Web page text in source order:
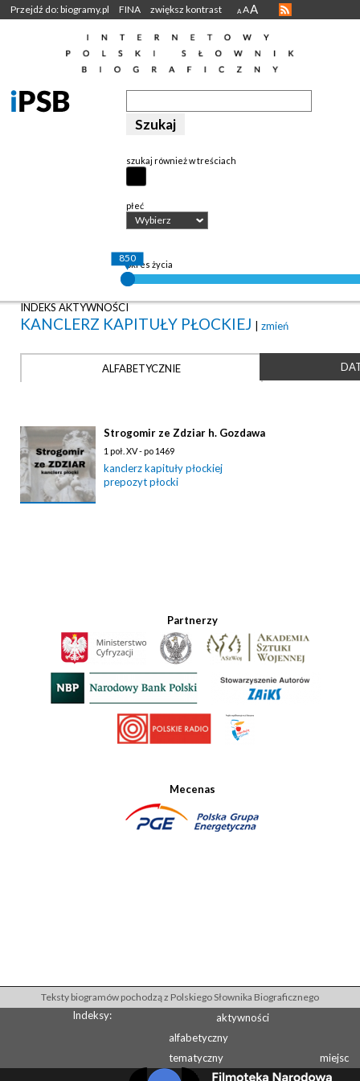
Przejdź do: biogramy.pl FINA zwiększ kontrast A AA
szukaj również w treściach
płeć
Wybierz
okres życia
850
INDEKS AKTYWNOŚCI
KANCLERZ KAPITUŁY PŁOCKIEJ | zmień
ALFABETYCZNIE
Strogomir ze Zdziar h. Gozdawa
1 poł. XV - po 1469
kanclerz kapituły płockiej
prepozyt płocki
Partnerzy
Mecenas
Teksty biogramów pochodzą z Polskiego Słownika Biograficznego
Indeksy:
aktywności
alfabetyczny
tematyczny
miejsc